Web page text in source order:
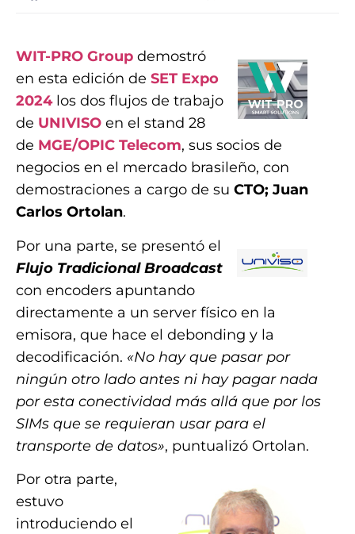
WIT-PRO Group demostró
en esta edición de SET Expo
2024 los dos flujos de trabajo
de UNIVISO en el stand 28
de MGE/OPIC Telecom, sus socios de
negocios en el mercado brasileño, con
demostraciones a cargo de su CTO; Juan
Carlos Ortolan.
Por una parte, se presentó el
Flujo Tradicional Broadcast
con encoders apuntando
directamente a un server físico en la
emisora, que hace el debonding y la
decodificación. «No hay que pasar por
ningún otro lado antes ni hay pagar nada
por esta conectividad más allá que por los
SIMs que se requieran usar para el
transporte de datos», puntualizó Ortolan.
Por otra parte,
estuvo
introduciendo el